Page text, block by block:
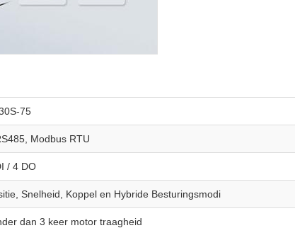
75
Modbus RTU
/ 4 DO
Snelheid, Koppel en Hybride Besturingsmodi
dan 3 keer motor traagheid